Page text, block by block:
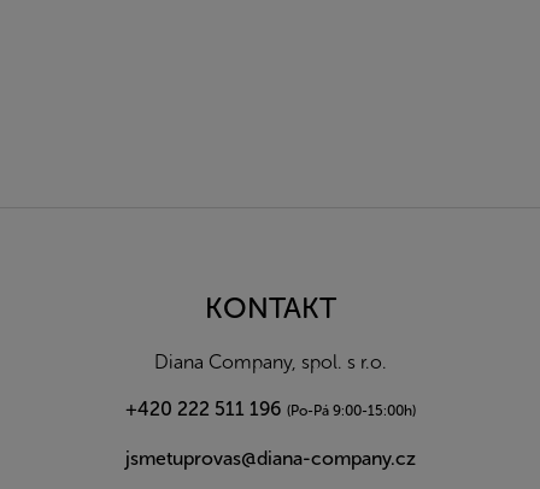
KONTAKT
Diana Company, spol. s r.o.
+420 222 511 196 (Po-Pá 9:00-15:00h)
jsmetuprovas@diana-company.cz